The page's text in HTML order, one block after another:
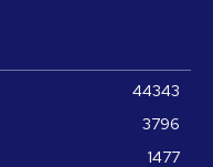
44343
3796
1477